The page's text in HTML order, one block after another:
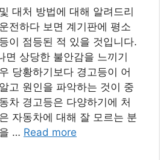
대처 방법에 대해 알려드리
전하다 보면 계기판에 평소
이 점등된 적 있을 것입니다.
면 상당한 불안감을 느끼기
당황하기보다 경고등이 어
고 원인을 파악하는 것이 중
차 경고등은 다양하기에 처
자동차에 대해 잘 모르는 분
… Read more